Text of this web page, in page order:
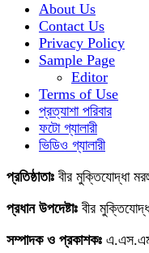
About Us
Contact Us
Privacy Policy
Sample Page
Editor
Terms of Use
প্রত্যাশা পরিবার
ফটো গ্যালারী
ভিডিও গ্যালারী
প্রতিষ্ঠাতাঃ বীর মুক্তিযোদ্ধা
প্রধান উপদেষ্টাঃ বীর
সম্পাদক ও প্রকাশকঃ